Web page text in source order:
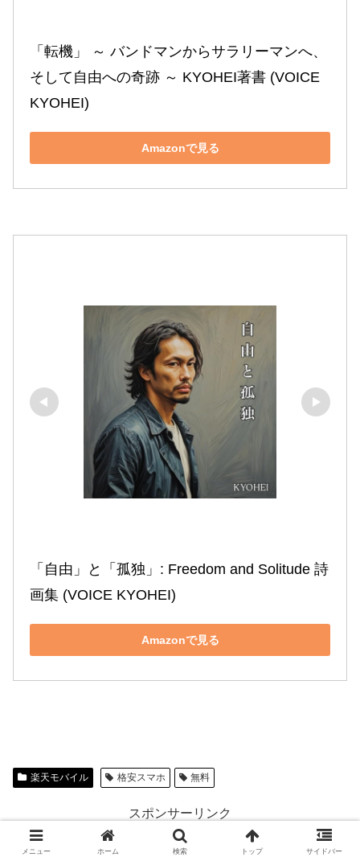
「転機」 ～ バンドマンからサラリーマンへ、
そして自由への奇跡 ～ KYOHEI著書 (VOICE
KYOHEI)
Amazonで見る
「自由」と「孤独」: Freedom and Solitude 詩
画集 (VOICE KYOHEI)
Amazonで見る
楽天モバイル 格安スマホ 無料
スポンサーリンク
\個人ブログを始めるならこれ/
メニュー ホーム 検索 トップ サイドバー